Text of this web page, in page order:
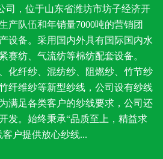
，位于山东省潍坊市坊子经济开
产队伍和年销量7000吨的营销团
设备。采用国内外具有国际国内水
赛纺、气流纺等棉纺配套设备。
纤纱、混纺纱、阻燃纱、竹节纱
纤维纱等新型纱线，公司设有纱线
满足各类客户的纱线要求，公司还
发。始终秉承“品质至上，精益求
户提供放心纱线...